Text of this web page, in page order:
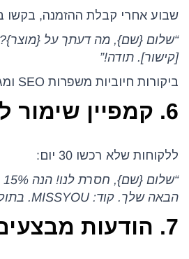
שבוע אחרי קבלת ההזמנה, בקשו
“שלום {שם}, מה דעתך על
[קישור]. תודה!”
ביקורות חיוביות משפרות SEO ומגדילות המרות.
6. קמפיין שימור לקוחות
ללקוחות שלא רכשו 30 יום:
הבאה שלך. קוד: MISSYOU. בתוקף עד {תאריך}.”
7. הודעות מבצעים והנחות